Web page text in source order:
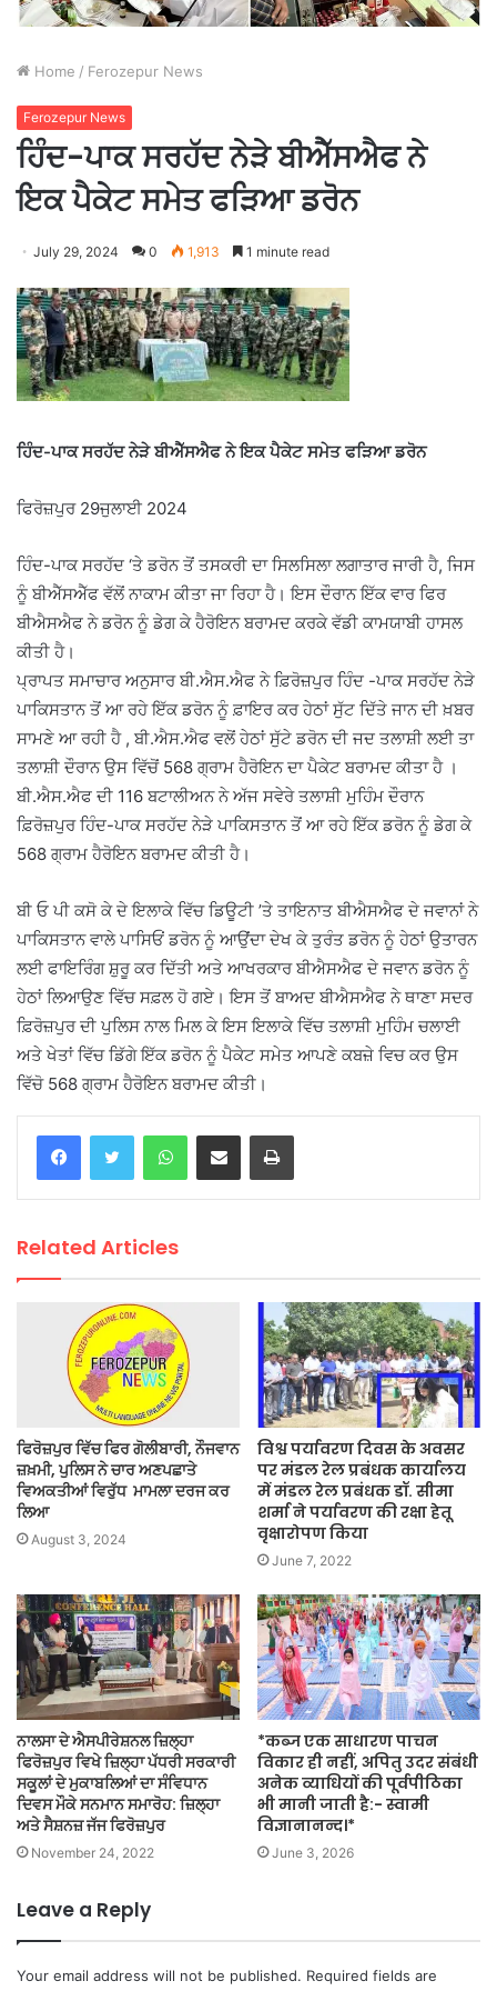
Home / Ferozepur News
Ferozepur News
ਹਿੰਦ-ਪਾਕ ਸਰਹੱਦ ਨੇੜੇ ਬੀਐੱਸਐਫ ਨੇ
ਇਕ ਪੈਕੇਟ ਸਮੇਤ ਫੜਿਆ ਡਰੋਨ
July 29, 2024 0 1,913 1 minute read
ਹਿੰਦ-ਪਾਕ ਸਰਹੱਦ ਨੇੜੇ ਬੀਐੱਸਐਫ ਨੇ ਇਕ ਪੈਕੇਟ ਸਮੇਤ ਫੜਿਆ ਡਰੋਨ
ਫਿਰੋਜ਼ਪੁਰ 29ਜੁਲਾਈ 2024
ਹਿੰਦ-ਪਾਕ ਸਰਹੱਦ ‘ਤੇ ਡਰੋਨ ਤੋਂ ਤਸਕਰੀ ਦਾ ਸਿਲਸਿਲਾ ਲਗਾਤਾਰ ਜਾਰੀ ਹੈ, ਜਿਸ
ਨੂੰ ਬੀਐੱਸਐੱਫ ਵੱਲੋਂ ਨਾਕਾਮ ਕੀਤਾ ਜਾ ਰਿਹਾ ਹੈ। ਇਸ ਦੌਰਾਨ ਇੱਕ ਵਾਰ ਫਿਰ
ਬੀਐਸਐਫ ਨੇ ਡਰੋਨ ਨੂੰ ਡੇਗ ਕੇ ਹੈਰੋਇਨ ਬਰਾਮਦ ਕਰਕੇ ਵੱਡੀ ਕਾਮਯਾਬੀ ਹਾਸਲ
ਕੀਤੀ ਹੈ।
ਪ੍ਰਾਪਤ ਸਮਾਚਾਰ ਅਨੁਸਾਰ ਬੀ.ਐਸ.ਐਫ ਨੇ ਫ਼ਿਰੋਜ਼ਪੁਰ ਹਿੰਦ -ਪਾਕ ਸਰਹੱਦ ਨੇੜੇ
ਪਾਕਿਸਤਾਨ ਤੋਂ ਆ ਰਹੇ ਇੱਕ ਡਰੋਨ ਨੂੰ ਫ਼ਾਇਰ ਕਰ ਹੇਠਾਂ ਸੁੱਟ ਦਿੱਤੇ ਜਾਨ ਦੀ ਖ਼ਬਰ
ਸਾਮਣੇ ਆ ਰਹੀ ਹੈ , ਬੀ.ਐਸ.ਐਫ ਵਲੋਂ ਹੇਠਾਂ ਸੁੱਟੇ ਡਰੋਨ ਦੀ ਜਦ ਤਲਾਸ਼ੀ ਲਈ ਤਾ
ਤਲਾਸ਼ੀ ਦੌਰਾਨ ਉਸ ਵਿੱਚੋਂ 568 ਗ੍ਰਾਮ ਹੈਰੋਇਨ ਦਾ ਪੈਕੇਟ ਬਰਾਮਦ ਕੀਤਾ ਹੈ ।
ਬੀ.ਐਸ.ਐਫ ਦੀ 116 ਬਟਾਲੀਅਨ ਨੇ ਅੱਜ ਸਵੇਰੇ ਤਲਾਸ਼ੀ ਮੁਹਿੰਮ ਦੌਰਾਨ
ਫ਼ਿਰੋਜ਼ਪੁਰ ਹਿੰਦ-ਪਾਕ ਸਰਹੱਦ ਨੇੜੇ ਪਾਕਿਸਤਾਨ ਤੋਂ ਆ ਰਹੇ ਇੱਕ ਡਰੋਨ ਨੂੰ ਡੇਗ ਕੇ
568 ਗ੍ਰਾਮ ਹੈਰੋਇਨ ਬਰਾਮਦ ਕੀਤੀ ਹੈ।
ਬੀ ਓ ਪੀ ਕਸੋ ਕੇ ਦੇ ਇਲਾਕੇ ਵਿੱਚ ਡਿਊਟੀ ’ਤੇ ਤਾਇਨਾਤ ਬੀਐਸਐਫ ਦੇ ਜਵਾਨਾਂ ਨੇ
ਪਾਕਿਸਤਾਨ ਵਾਲੇ ਪਾਸਿਓਂ ਡਰੋਨ ਨੂੰ ਆਉਂਦਾ ਦੇਖ ਕੇ ਤੁਰੰਤ ਡਰੋਨ ਨੂੰ ਹੇਠਾਂ ਉਤਾਰਨ
ਲਈ ਫਾਇਰਿੰਗ ਸ਼ੁਰੂ ਕਰ ਦਿੱਤੀ ਅਤੇ ਆਖਰਕਾਰ ਬੀਐਸਐਫ ਦੇ ਜਵਾਨ ਡਰੋਨ ਨੂੰ
ਹੇਠਾਂ ਲਿਆਉਣ ਵਿੱਚ ਸਫ਼ਲ ਹੋ ਗਏ। ਇਸ ਤੋਂ ਬਾਅਦ ਬੀਐਸਐਫ ਨੇ ਥਾਣਾ ਸਦਰ
ਫ਼ਿਰੋਜ਼ਪੁਰ ਦੀ ਪੁਲਿਸ ਨਾਲ ਮਿਲ ਕੇ ਇਸ ਇਲਾਕੇ ਵਿੱਚ ਤਲਾਸ਼ੀ ਮੁਹਿੰਮ ਚਲਾਈ
ਅਤੇ ਖੇਤਾਂ ਵਿੱਚ ਡਿੱਗੇ ਇੱਕ ਡਰੋਨ ਨੂੰ ਪੈਕੇਟ ਸਮੇਤ ਆਪਣੇ ਕਬਜ਼ੇ ਵਿਚ ਕਰ ਉਸ
ਵਿੱਚੋ 568 ਗ੍ਰਾਮ ਹੈਰੋਇਨ ਬਰਾਮਦ ਕੀਤੀ।
WhatsAppShare via Email Print
Related Articles
ਫਿਰੋਜ਼ਪੁਰ ਵਿੱਚ ਫਿਰ ਗੋਲੀਬਾਰੀ, ਨੌਜਵਾਨ
ਜ਼ਖ਼ਮੀ, ਪੁਲਿਸ ਨੇ ਚਾਰ ਅਣਪਛਾਤੇ
ਵਿਅਕਤੀਆਂ ਵਿਰੁੱਧ ਮਾਮਲਾ ਦਰਜ ਕਰ
ਲਿਆ
August 3, 2024
विश्व पर्यावरण दिवस के अवसर
पर मंडल रेल प्रबंधक कार्यालय
में मंडल रेल प्रबंधक डॉ. सीमा
शर्मा ने पर्यावरण की रक्षा हेतू
वृक्षारोपण किया
June 7, 2022
ਨਾਲਸਾ ਦੇ ਐਸਪੀਰੇਸ਼ਨਲ ਜ਼ਿਲ੍ਹਾ
ਫਿਰੋਜ਼ਪੁਰ ਵਿਖੇ ਜ਼ਿਲ੍ਹਾ ਪੱਧਰੀ ਸਰਕਾਰੀ
ਸਕੂਲਾਂ ਦੇ ਮੁਕਾਬਲਿਆਂ ਦਾ ਸੰਵਿਧਾਨ
ਦਿਵਸ ਮੌਕੇ ਸਨਮਾਨ ਸਮਾਰੋਹ: ਜ਼ਿਲ੍ਹਾ
ਅਤੇ ਸੈਸ਼ਨਜ਼ ਜੱਜ ਫਿਰੋਜ਼ਪੁਰ
November 24, 2022
*कब्ज एक साधारण पाचन
विकार ही नहीं, अपितु उदर संबंधी
अनेक व्याधियों की पूर्वपीठिका
भी मानी जाती है:- स्वामी
विज्ञानानन्द।*
June 3, 2026
Leave a Reply
Your email address will not be published. Required fields are